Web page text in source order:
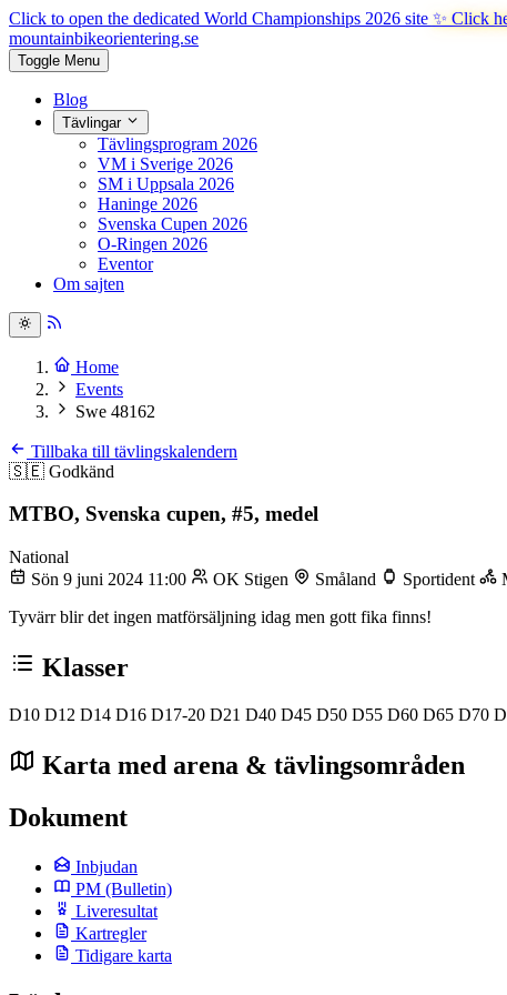
Click to open the dedicated World Championships 2026 site ✨ Click
mountainbikeorientering.se
Toggle Menu
Blog
Tävlingar
Tävlingsprogram 2026
VM i Sverige 2026
SM i Uppsala 2026
Haninge 2026
Svenska Cupen 2026
O-Ringen 2026
Eventor
Om sajten
Home
Events
Swe 48162
Tillbaka till tävlingskalendern
🇸🇪 Godkänd
MTBO, Svenska cupen, #5, medel
National
Sön 9 juni 2024 11:00
OK Stigen Småland Sportident
Tyvärr blir det ingen matförsäljning idag men gott fika finns!
Klasser
D10 D12 D14 D16 D17-20 D21 D40 D45 D50 D55 D60 D65 D70
Karta med arena & tävlingsområden
Dokument
Inbjudan
PM (Bulletin)
Liveresultat
Kartregler
Tidigare karta